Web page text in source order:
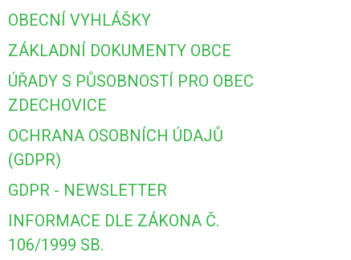
OBECNÍ VYHLÁŠKY
ZÁKLADNÍ DOKUMENTY OBCE
ÚŘADY S PŮSOBNOSTÍ PRO OBEC
ZDECHOVICE
OCHRANA OSOBNÍCH ÚDAJŮ
(GDPR)
GDPR - NEWSLETTER
INFORMACE DLE ZÁKONA Č.
106/1999 SB.